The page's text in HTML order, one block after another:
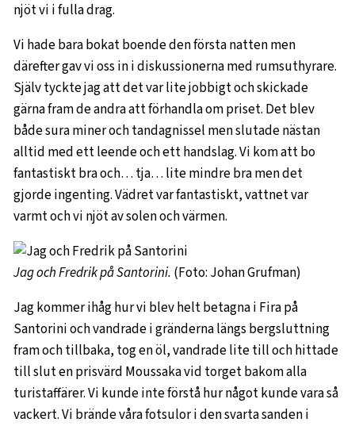
njöt vi i fulla drag.
Vi hade bara bokat boende den första natten men
därefter gav vi oss in i diskussionerna med rumsuthyrare.
Själv tyckte jag att det var lite jobbigt och skickade
gärna fram de andra att förhandla om priset. Det blev
både sura miner och tandagnissel men slutade nästan
alltid med ett leende och ett handslag. Vi kom att bo
fantastiskt bra och… tja… lite mindre bra men det
gjorde ingenting. Vädret var fantastiskt, vattnet var
varmt och vi njöt av solen och värmen.
Jag och Fredrik på Santorini. (Foto: Johan Grufman)
Jag kommer ihåg hur vi blev helt betagna i Fira på
Santorini och vandrade i gränderna längs bergsluttning
fram och tillbaka, tog en öl, vandrade lite till och hittade
till slut en prisvärd Moussaka vid torget bakom alla
turistaffärer. Vi kunde inte förstå hur något kunde vara så
vackert. Vi brände våra fotsulor i den svarta sanden i